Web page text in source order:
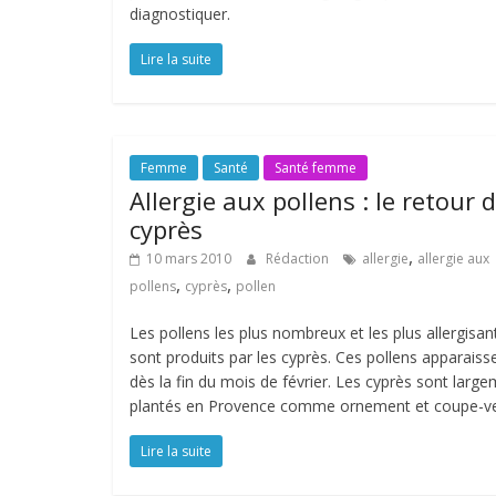
diagnostiquer.
Lire la suite
Femme Santé Santé femme
Allergie aux pollens : le retour
cyprès
10 mars 2010 Rédaction allergie, allergie aux
pollens, cyprès, pollen
Les pollens les plus nombreux et les plus
sont produits par les cyprès. Ces pollens
dès la fin du mois de février. Les cyprès sont
plantés en Provence comme ornement et coupe-
Lire la suite